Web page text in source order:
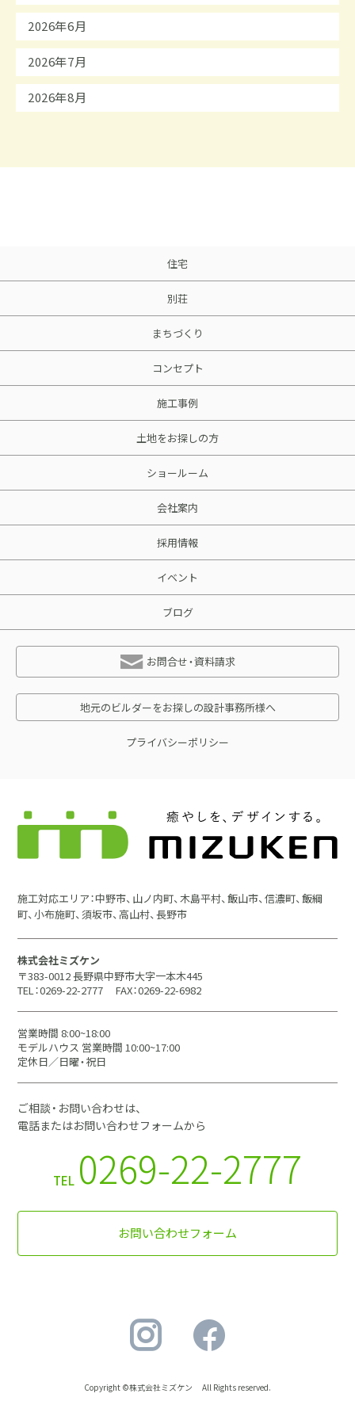
2026年6月
2026年7月
2026年8月
住宅
別荘
まちづくり
コンセプト
施工事例
土地をお探しの方
ショールーム
会社案内
採用情報
イベント
ブログ
お問合せ・資料請求
地元のビルダーをお探しの設計事務所様へ
プライバシーポリシー
施工対応エリア：中野市、山ノ内町、木島平村、飯山市、信濃町、飯綱
町、小布施町、須坂市、高山村、長野市
株式会社ミズケン
〒383-0012 長野県中野市大字一本木445
TEL：0269-22-2777
FAX：0269-22-6982
営業時間 8:00~18:00
モデルハウス 営業時間 10:00~17:00
定休日／日曜・祝日
ご相談・お問い合わせは、
電話またはお問い合わせフォームから
TEL 0269-22-2777
お問い合わせフォーム
Copyright ©株式会社ミズケン All Rights reserved.